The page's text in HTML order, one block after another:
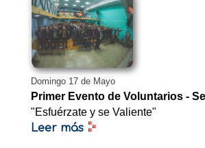
Domingo 17 de Mayo
Primer Evento de Voluntarios -
"Esfuérzate y se Valiente"
Leer más